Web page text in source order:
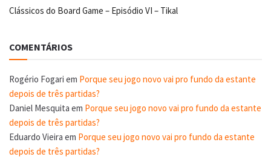
Clássicos do Board Game – Episódio VI – Tikal
COMENTÁRIOS
Rogério Fogari em Porque seu jogo novo vai pro fundo da estante
depois de três partidas?
Daniel Mesquita em Porque seu jogo novo vai pro fundo da estante
depois de três partidas?
Eduardo Vieira em Porque seu jogo novo vai pro fundo da estante
depois de três partidas?